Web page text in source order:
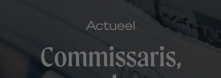
Actueel
Commissaris,